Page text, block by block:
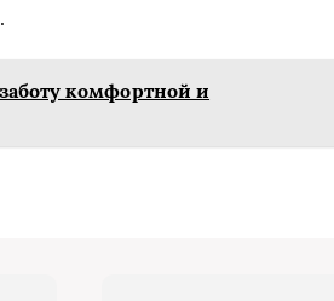
комфортной и